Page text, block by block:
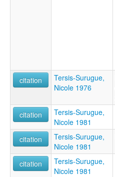
citation
Tersis-Surugue,
Nicole 1976
citation
Tersis-Surugue,
Nicole 1981
citation
Tersis-Surugue,
Nicole 1981
citation
Tersis-Surugue,
Nicole 1981